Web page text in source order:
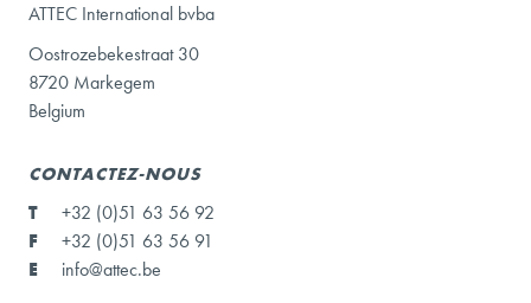
ATTEC International bvba
Oostrozebekestraat 30
8720 Markegem
Belgium
CONTACTEZ-NOUS
T
+32 (0)51 63 56 92
F
+32 (0)51 63 56 91
E
info@attec.be